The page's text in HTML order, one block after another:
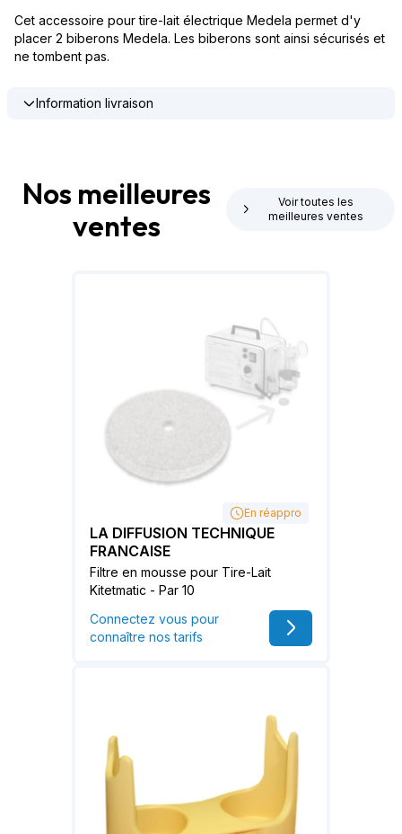
Cet accessoire pour tire-lait électrique Medela permet d'y
placer 2 biberons Medela. Les biberons sont ainsi sécurisés et
ne tombent pas.
Information livraison
Nos meilleures
ventes
Voir toutes les
meilleures ventes
En réappro
LA DIFFUSION TECHNIQUE
FRANCAISE
Filtre en mousse pour Tire-Lait
Kitetmatic - Par 10
Connectez vous pour
connaître nos tarifs